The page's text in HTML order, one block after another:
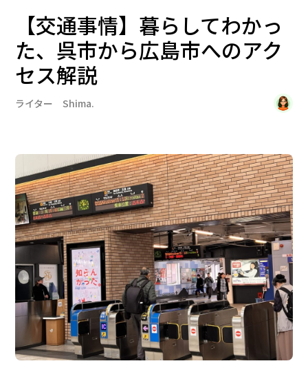
【交通事情】暮らしてわかっ
た、呉市から広島市へのアク
セス解説
ライター Shima.